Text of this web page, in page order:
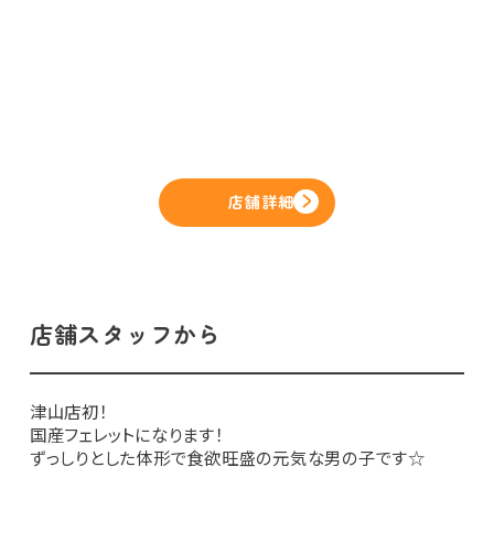
店舗詳細
店舗スタッフから
津山店初！
国産フェレットになります！
ずっしりとした体形で食欲旺盛の元気な男の子です☆